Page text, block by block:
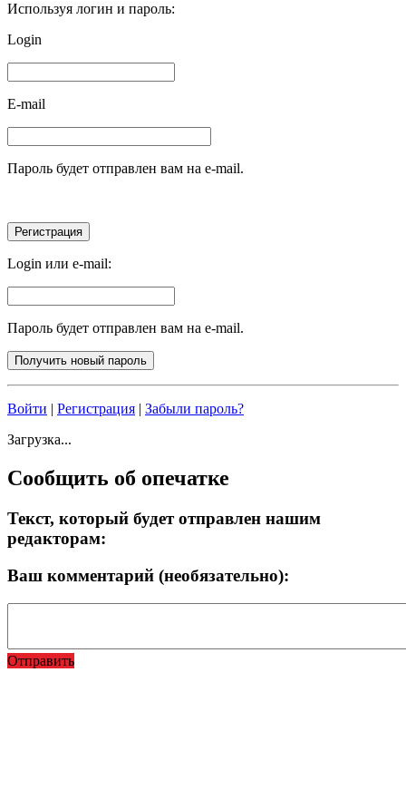
Используя логин и пароль:
Login
E-mail
Пароль будет отправлен вам на e-mail.
Login или e-mail:
Пароль будет отправлен вам на e-mail.
Войти | Регистрация | Забыли пароль?
Загрузка...
Сообщить об опечатке
Текст, который будет отправлен нашим
редакторам:
Ваш комментарий (необязательно):
Отправить